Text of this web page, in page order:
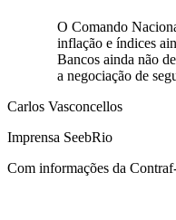
O Comando
inflação e índices
Bancos ainda não
a negociação de
Carlos Vasconcellos
Imprensa SeebRio
Com informações da